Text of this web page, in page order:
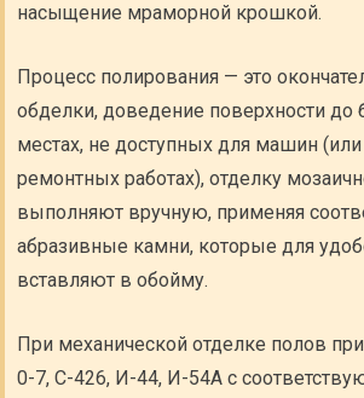
насыщение мраморной крошкой.
Процесс полирования — это
обделки, доведение поверхности до
местах, не доступных для машин
ремонтных работах), отделку
выполняют вручную, применяя
абразивные камни, которые для
вставляют в обойму.
При механической отделке полов
0-7, С-426, И-44, И-54А с